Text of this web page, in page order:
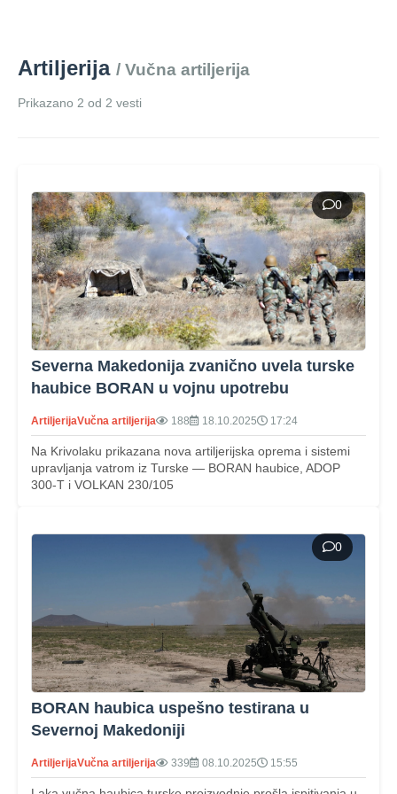
Artiljerija / Vučna artiljerija
Prikazano 2 od 2 vesti
0
Severna Makedonija zvanično uvela turske
haubice BORAN u vojnu upotrebu
ArtiljerijaVučna artiljerija 188 18.10.2025 17:24
Na Krivolaku prikazana nova artiljerijska oprema i sistemi
upravljanja vatrom iz Turske — BORAN haubice, ADOP
300-T i VOLKAN 230/105
0
BORAN haubica uspešno testirana u
Severnoj Makedoniji
ArtiljerijaVučna artiljerija 339 08.10.2025 15:55